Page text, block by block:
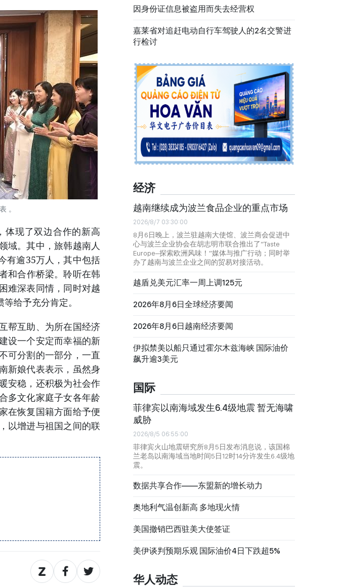
。
体现了双边合作的新高
域。其中，旅韩越南人
有逾35万人，其中包括
和合作桥梁。聆听在韩
难深表同情，同时对越
给予充分肯定。
帮互助、为所在国经济
设一个安定而幸福的新
可分割的一部分，一直
新娘代表表示，虽然身
安稳，还积极为社会作
多文化家庭子女各年龄
在恢复国籍方面给予便
以增进与祖国之间的联
因身份证信息被盗用而失去经营权
嘉莱省对追赶电动自行车驾驶人的2名交警进
行检讨
经济
越南继续成为波兰食品企业的重点市场
2026/8/7 03:30:00
8月6日晚上，波兰驻越南大使馆、波兰商会促进中
心与波兰企业协会在胡志明市联合推出了“Taste
Europe–探索欧洲风味！”媒体与推广行动；同时举
办了越南与波兰企业之间的贸易对接活动。
越盾兑美元汇率一周上调125元
2026年8月6日全球经济要闻
2026年8月6日越南经济要闻
伊拟禁美以船只通过霍尔木兹海峡 国际油价
飙升逾3美元
国际
菲律宾以南海域发生6.4级地震 暂无海啸
威胁
2026/8/5 06:55:00
菲律宾火山地震研究所8月5日发布消息说，该国棉
兰老岛以南海域当地时间5日12时14分许发生6.4级地
震。
数据共享合作——东盟新的增长动力
奥地利气温创新高 多地现火情
美国撤销巴西驻美大使签证
美伊谈判预期乐观 国际油价4日下跌超5%
华人动态